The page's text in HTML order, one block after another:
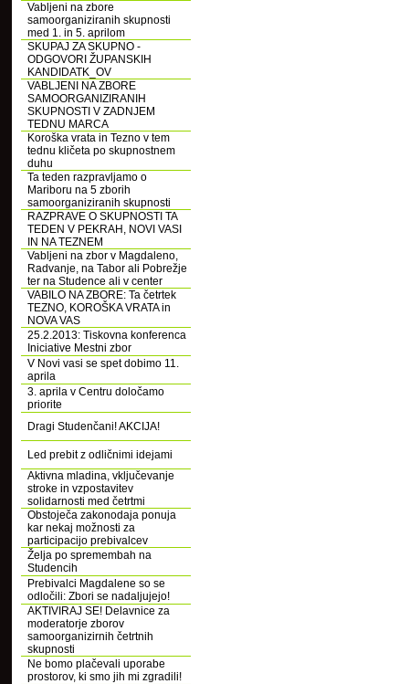
Vabljeni na zbore
samoorganiziranih skupnosti
med 1. in 5. aprilom
SKUPAJ ZA SKUPNO -
ODGOVORI ŽUPANSKIH
KANDIDATK_OV
VABLJENI NA ZBORE
SAMOORGANIZIRANIH
SKUPNOSTI V ZADNJEM
TEDNU MARCA
Koroška vrata in Tezno v tem
tednu kličeta po skupnostnem
duhu
Ta teden razpravljamo o
Mariboru na 5 zborih
samoorganiziranih skupnosti
RAZPRAVE O SKUPNOSTI TA
TEDEN V PEKRAH, NOVI VASI
IN NA TEZNEM
Vabljeni na zbor v Magdaleno,
Radvanje, na Tabor ali Pobrežje
ter na Studence ali v center
VABILO NA ZBORE: Ta četrtek
TEZNO, KOROŠKA VRATA in
NOVA VAS
25.2.2013: Tiskovna konferenca
Iniciative Mestni zbor
V Novi vasi se spet dobimo 11.
aprila
3. aprila v Centru določamo
priorite
Dragi Studenčani! AKCIJA!
Led prebit z odličnimi idejami
Aktivna mladina, vključevanje
stroke in vzpostavitev
solidarnosti med četrtmi
Obstoječa zakonodaja ponuja
kar nekaj možnosti za
participacijo prebivalcev
Želja po spremembah na
Studencih
Prebivalci Magdalene so se
odločili: Zbori se nadaljujejo!
AKTIVIRAJ SE! Delavnice za
moderatorje zborov
samoorganizirnih četrtnih
skupnosti
Ne bomo plačevali uporabe
prostorov, ki smo jih mi zgradili!